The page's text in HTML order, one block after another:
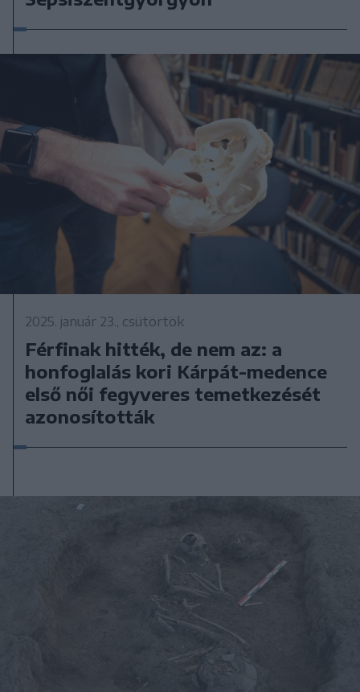
2025. január 23., csütörtök
Férfinak hitték, de nem az: a
honfoglalás kori Kárpát-medence
első női fegyveres temetkezését
azonosították